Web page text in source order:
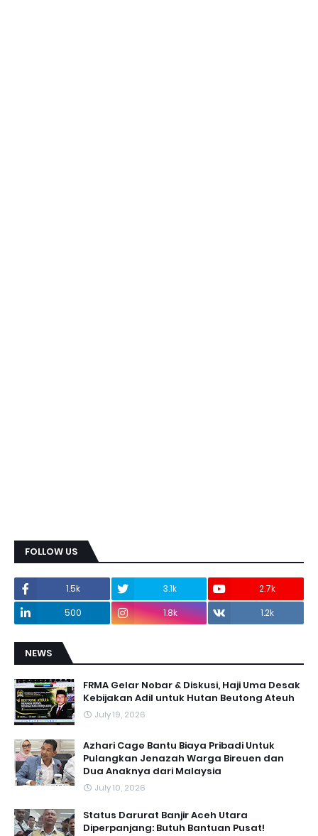
FOLLOW US
1.5k 3.1k
2.7k
500
1.8k 1.2k
NEWS
FRMA Gelar Nobar & Diskusi, Haji Uma Desak
Kebijakan Adil untuk Hutan Beutong Ateuh
July 19, 2026
Azhari Cage Bantu Biaya Pribadi Untuk
Pulangkan Jenazah Warga Bireuen dan
Dua Anaknya dari Malaysia
July 10, 2026
Status Darurat Banjir Aceh Utara
Diperpanjang: Butuh Bantuan Pusat!